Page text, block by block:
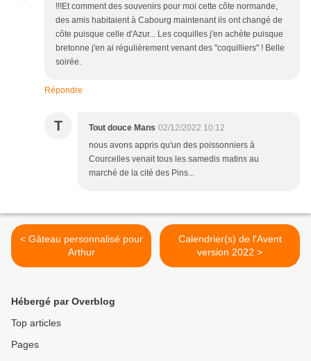
!!!Et comment des souvenirs pour moi cette côte normande,
des amis habitaient à Cabourg maintenant ils ont changé de
côte puisque celle d'Azur... Les coquilles j'en achète puisque
bretonne j'en ai régulièrement venant des "coquilliers" ! Belle
soirée.
Répondre
T Tout douce Mans 02/12/2022 10:12
nous avons appris qu'un des poissonniers à
Courcelles venait tous les samedis matins au
marché de la cité des Pins...
< Gâteau personnalisé pour
Arthur
Calendrier(s) de l'Avent
version 2022 >
Hébergé par Overblog
Top articles
Pages